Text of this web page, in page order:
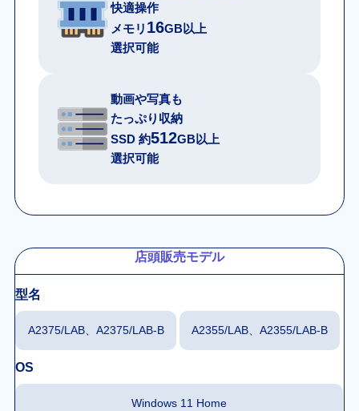
快適操作
メモリ 16GB以上
選択可能
動画や写真も
たっぷり収納
SSD 約512GB以上
選択可能
店頭販売モデル
型名
A2375/LAB、A2375/LAB-B A2355/LAB、A2355/LAB-B
OS
Windows 11 Home